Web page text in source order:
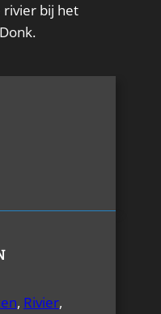
rivier bij het
, Rivier,